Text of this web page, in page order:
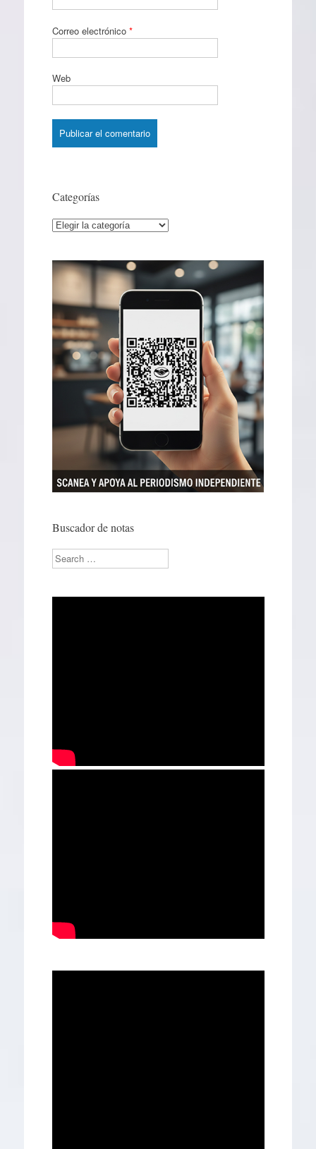
Correo electrónico *
Web
Categorías
Categorías
Buscador de notas
Search